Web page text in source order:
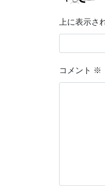
上に表示さ
コメント ※